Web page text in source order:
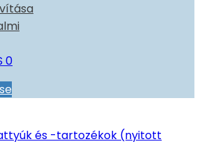
0
és -tartozékok (nyitott